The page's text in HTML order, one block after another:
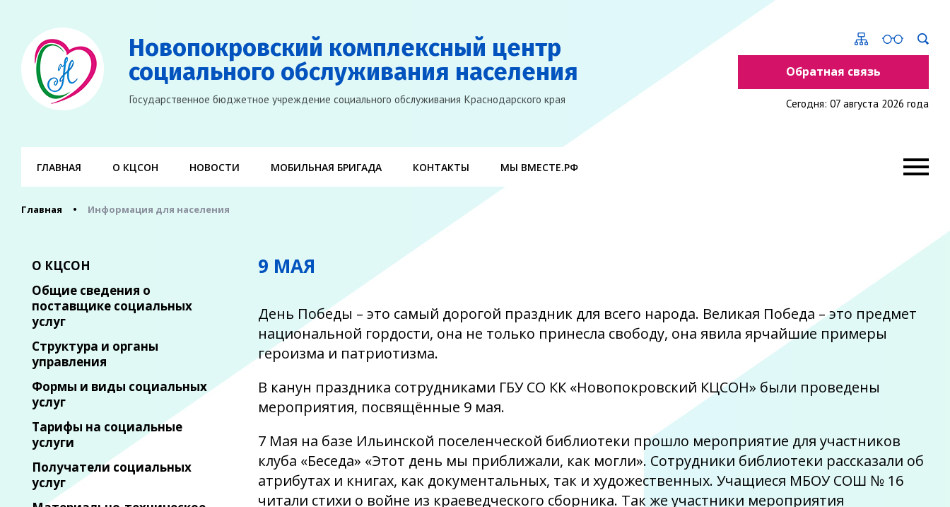
Новопокровский комплексный центр
социального обслуживания населения
Государственное бюджетное учреждение социального обслуживания Краснодарского края
Обратная связь
Сегодня: 07 августа 2026 года
ГЛАВНАЯ О КЦСОН НОВОСТИ МОБИЛЬНАЯ БРИГАДА КОНТАКТЫ МЫ ВМЕСТЕ.РФ
Главная Информация для населения
О КЦСОН
Общие сведения о
поставщике социальных
услуг
Структура и органы
управления
Формы и виды социальных
услуг
Тарифы на социальные
услуги
Получатели социальных
услуг
9 МАЯ
День Победы – это самый дорогой праздник для всего народа. Великая Победа – это предмет
национальной гордости, она не только принесла свободу, она явила ярчайшие примеры
героизма и патриотизма.
В канун праздника сотрудниками ГБУ СО КК «Новопокровский КЦСОН» были проведены
мероприятия, посвящённые 9 мая.
7 Мая на базе Ильинской поселенческой библиотеки прошло мероприятие для участников
клуба «Беседа» «Этот день мы приближали, как могли». Сотрудники библиотеки рассказали об
атрибутах и книгах, как документальных, так и художественных. Учащиеся МБОУ СОШ № 16
читали стихи о войне из краеведческого сборника. Так же участники мероприятия